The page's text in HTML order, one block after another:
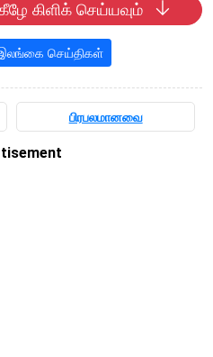
கிளிக் செய்யவும்
செய்திகள்
பிரபலமானவை